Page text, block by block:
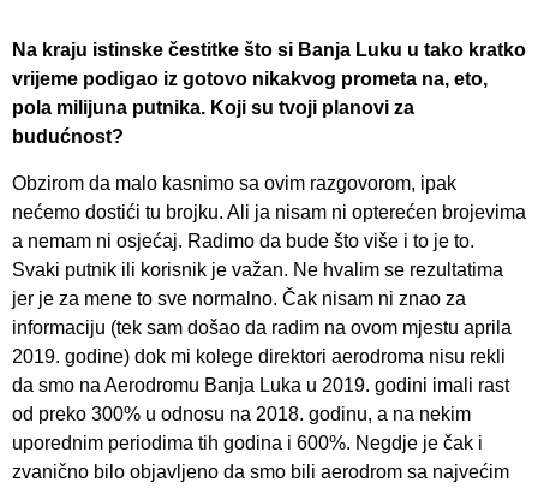
Na kraju istinske čestitke što si Banja Luku u tako kratko
vrijeme podigao iz gotovo nikakvog prometa na, eto,
pola milijuna putnika. Koji su tvoji planovi za
budućnost?
Obzirom da malo kasnimo sa ovim razgovorom, ipak
nećemo dostići tu brojku. Ali ja nisam ni opterećen brojevima
a nemam ni osjećaj. Radimo da bude što više i to je to.
Svaki putnik ili korisnik je važan. Ne hvalim se rezultatima
jer je za mene to sve normalno. Čak nisam ni znao za
informaciju (tek sam došao da radim na ovom mjestu aprila
2019. godine) dok mi kolege direktori aerodroma nisu rekli
da smo na Aerodromu Banja Luka u 2019. godini imali rast
od preko 300% u odnosu na 2018. godinu, a na nekim
uporednim periodima tih godina i 600%. Negdje je čak i
zvanično bilo objavljeno da smo bili aerodrom sa najvećim